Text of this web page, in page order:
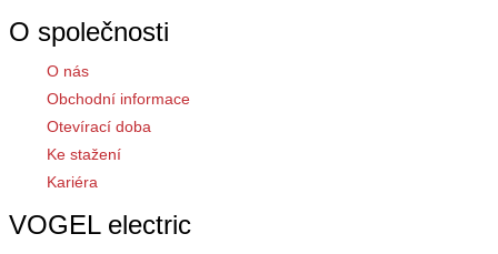
O společnosti
O nás
Obchodní informace
Otevírací doba
Ke stažení
Kariéra
VOGEL electric